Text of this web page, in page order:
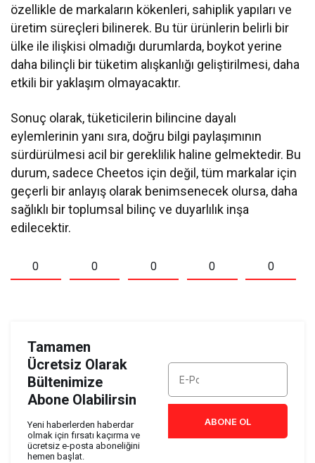
özellikle de markaların kökenleri, sahiplik yapıları ve
üretim süreçleri bilinerek. Bu tür ürünlerin belirli bir
ülke ile ilişkisi olmadığı durumlarda, boykot yerine
daha bilinçli bir tüketim alışkanlığı geliştirilmesi, daha
etkili bir yaklaşım olmayacaktır.
Sonuç olarak, tüketicilerin bilincine dayalı
eylemlerinin yanı sıra, doğru bilgi paylaşımının
sürdürülmesi acil bir gereklilik haline gelmektedir. Bu
durum, sadece Cheetos için değil, tüm markalar için
geçerli bir anlayış olarak benimsenecek olursa, daha
sağlıklı bir toplumsal bilinç ve duyarlılık inşa
edilecektir.
0 0 0 0 0
Tamamen
Ücretsiz Olarak
Bültenimize
Abone Olabilirsin
Yeni haberlerden haberdar
olmak için fırsatı kaçırma ve
ücretsiz e-posta aboneliğini
hemen başlat.
ABONE OL